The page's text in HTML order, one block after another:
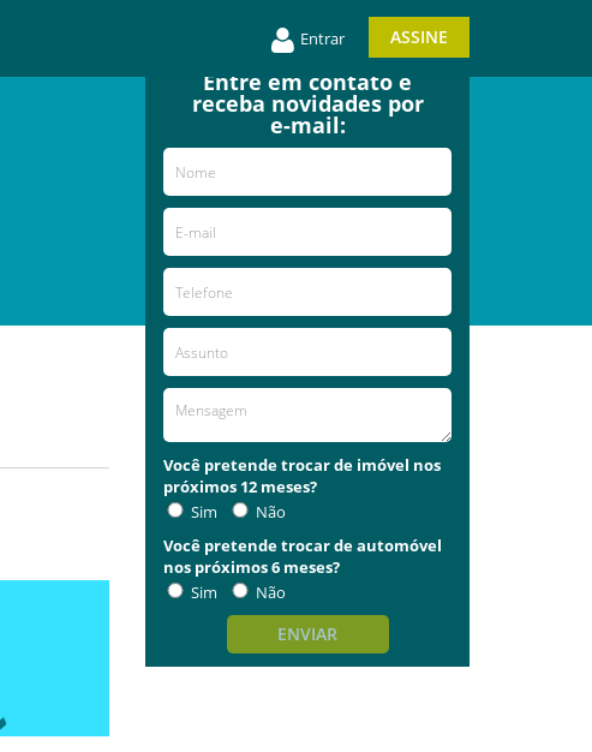
Entrar ASSINE
Entre em contato e
receba novidades por
e-mail:
Você pretende trocar de imóvel nos
próximos 12 meses?
Sim
Não
Você pretende trocar de automóvel
nos próximos 6 meses?
Sim
Não
ENVIAR